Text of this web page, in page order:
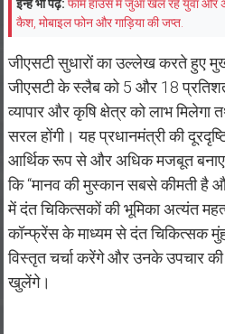
इन्हें भी पढ़ें: फार्म हाउस में जुआ खेल रहे युवा और
कैश, मोबाइल फोन और गाड़िया की जप्त.
जीएसटी सुधारों का उल्लेख करते हुए
जीएसटी के स्लैब को 5 और 18
व्यापार और कृषि क्षेत्र को लाभ मिलेगा
सरल होंगी। यह प्रधानमंत्री की
आर्थिक रूप से और अधिक मजबूत
कि “मानव की मुस्कान सबसे कीमती
में दंत चिकित्सकों की भूमिका अत्यंत
कॉन्फ्रेंस के माध्यम से दंत चिकित्सक
विस्तृत चर्चा करेंगे और उनके उपचार की
खुलेंगे।